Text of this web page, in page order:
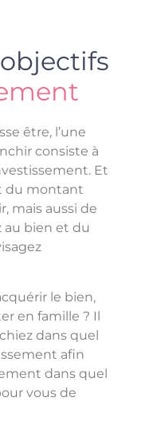
être, l’une
consiste à
Et
du montant
mais aussi de
au bien et du
le bien,
en famille ? Il
dans quel
afin
dans quel
vous de